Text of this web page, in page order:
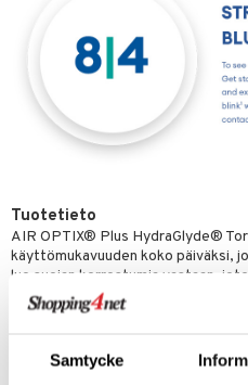
Samtycke
Tuotetieto
AIR OPTIX® Plus HydraGlyde®
käyttömukavuuden koko päiväksi,
luo suojan kerrostumia vastaan,
pidempään. HydraGlyde Moisture
kosteana koko päivän. Piilolinssit
Sinun ei tule tuntea kuivumisen tai